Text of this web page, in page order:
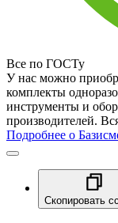
Все по ГОСТу
У нас можно
комплекты
инструменты и
производителей.
Подробнее о
Скопировать